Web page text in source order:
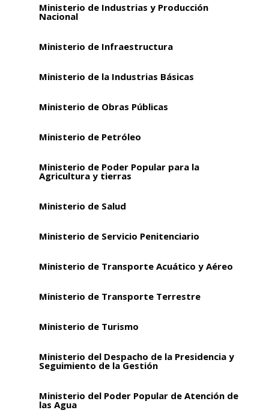
Ministerio de Industrias y Producción
Nacional
Ministerio de Infraestructura
Ministerio de la Industrias Básicas
Ministerio de Obras Públicas
Ministerio de Petróleo
Ministerio de Poder Popular para la
Agricultura y tierras
Ministerio de Salud
Ministerio de Servicio Penitenciario
Ministerio de Transporte Acuático y Aéreo
Ministerio de Transporte Terrestre
Ministerio de Turismo
Ministerio del Despacho de la Presidencia y
Seguimiento de la Gestión
Ministerio del Poder Popular de Atención de
las Agua